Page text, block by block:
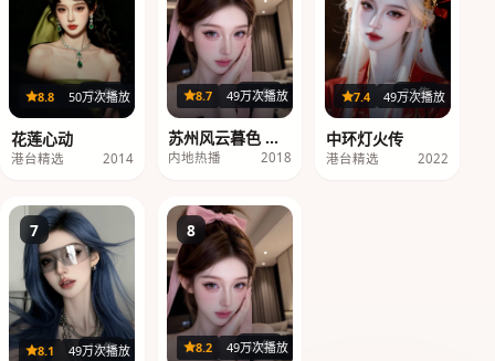
22集
8.8 50万次播放
花莲心动
港台精选 2014
12集
8.7 49万次播放
苏州风云暮色 第3
季
内地热播 2018
23集
7.4 49万次播放
中环灯火传
港台精选 2022
7
18集
8.1 49万次播放
8
40集
8.2 49万次播放